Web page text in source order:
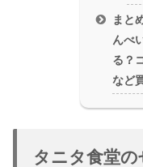
まと
んべ
る？
など
タニタ食堂